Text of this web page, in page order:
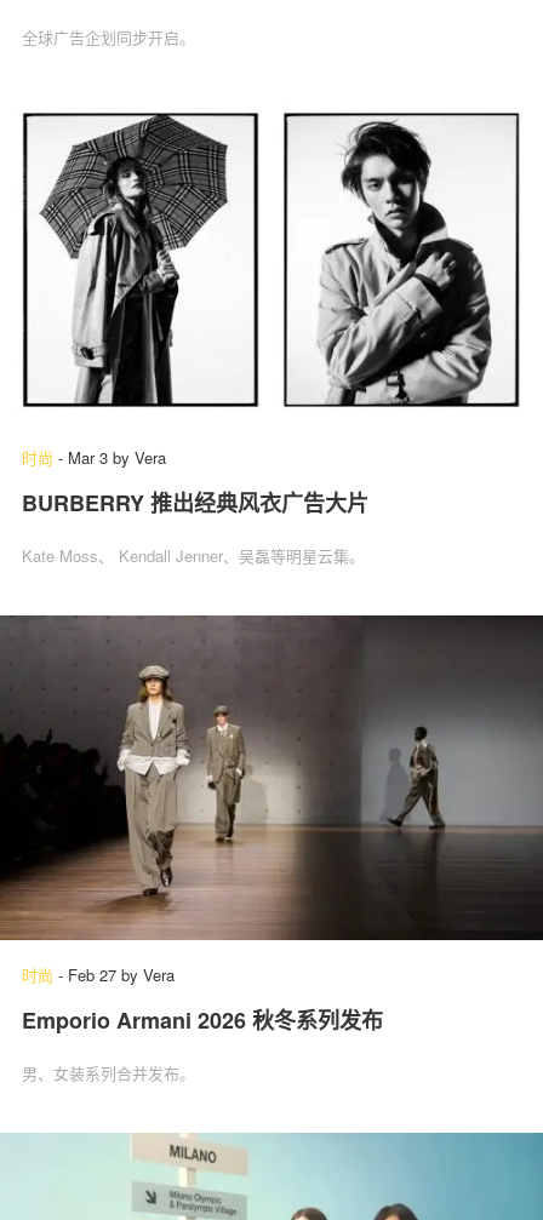
全球广告企划同步开启。
时尚 - Mar 3 by Vera
BURBERRY 推出经典风衣广告大片
Kate Moss、 Kendall Jenner、吴磊等明星云集。
时尚 - Feb 27 by Vera
Emporio Armani 2026 秋冬系列发布
男、女装系列合并发布。